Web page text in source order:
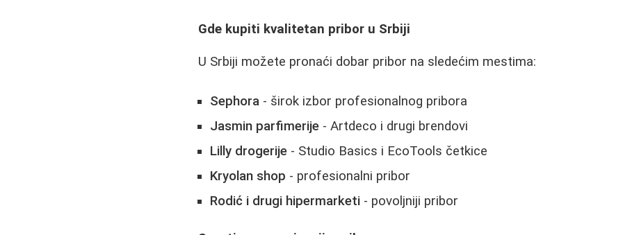
Gde kupiti kvalitetan pribor u Srbiji
U Srbiji možete pronaći dobar pribor na sledećim mestima:
Sephora - širok izbor profesionalnog pribora
Jasmin parfimerije - Artdeco i drugi brendovi
Lilly drogerije - Studio Basics i EcoTools četkice
Kryolan shop - profesionalni pribor
Rodić i drugi hipermarketi - povoljniji pribor